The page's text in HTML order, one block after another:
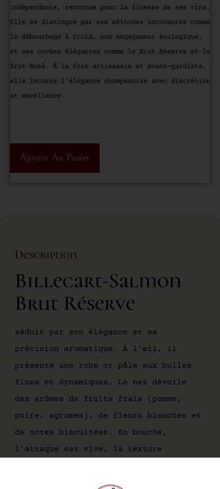
indépendante, reconnue pour la finesse de ses vins.
Elle se distingue par ses méthodes innovantes comme
le débourbage à froid, son engagement écologique,
et ses cuvées élégantes comme le Brut Réserve et le
Brut Rosé. À la fois artisanale et avant-gardiste,
elle incarne l’élégance champenoise avec discrétion
et excellence.
Ajouter Au Panier
Description
Billecart-Salmon
Brut Réserve
séduit par son élégance et sa
précision aromatique. À l’œil, il
présente une robe or pâle aux bulles
fines et dynamiques. Le nez dévoile
des arômes de fruits frais (pomme,
poire, agrumes), de fleurs blanches et
de notes biscuitées. En bouche,
l’attaque est vive, la texture
une finale longue et rafraîchissante